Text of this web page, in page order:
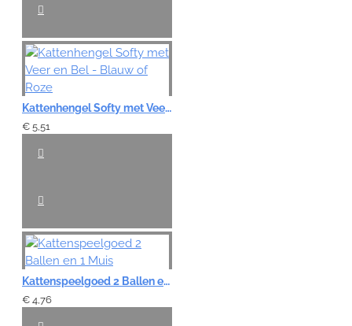
Kattenhengel Softy met Veer en Bel - Blauw of Roze
€ 5,51
Kattenspeelgoed 2 Ballen en 1 Muis
€ 4,76